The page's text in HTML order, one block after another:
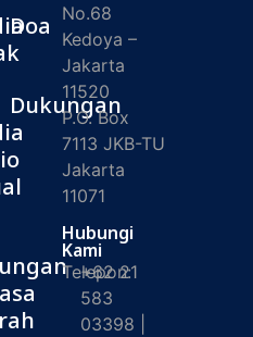
Doa
Dukungan
No.68
Kedoya –
Jakarta
11520
P.O. Box
7113 JKB-TU
Jakarta
11071
Hubungi
Kami
Telepon:
+62 21
583
03398 |